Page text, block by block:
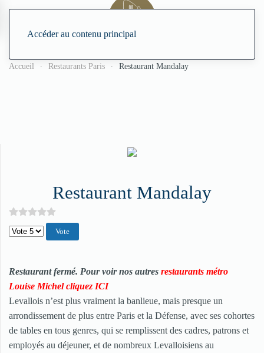
Accéder au contenu principal
Accueil Restaurants Paris Restaurant Mandalay
Restaurant Mandalay
Veuillez voter
Restaurant fermé. Pour voir nos autres restaurants métro
Louise Michel cliquez ICI
Levallois n’est plus vraiment la banlieue, mais presque un
arrondissement de plus entre Paris et la Défense, avec ses cohortes
de tables en tous genres, qui se remplissent des cadres, patrons et
employés au déjeuner, et de nombreux Levalloisiens au